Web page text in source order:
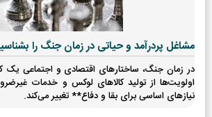
مشاغل پردرآمد و حیاتی در زمان جنگ را
در زمان جنگ، ساختارهای اقتصادی و اجتماعی یک
اولویت‌ها از تولید کالاهای لوکس و خدمات
نیازهای اساسی برای بقا و دفاع** تغییر می‌کند.